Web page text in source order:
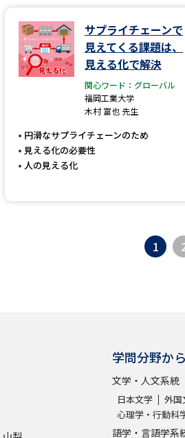
サプライチェーンで
見えてくる課題は、
見える化で解決
関心ワード：グローバル
福岡工業大学
木村 富也 先生
円滑なサプライチェーンのため
見える化の必要性
人の見える化
1
学問分野か
文学・人文系統
日本文学 外国
心理学・行動科
語学・言語学系